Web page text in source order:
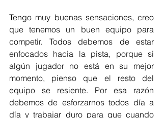
Tengo muy buenas sensaciones, creo
que tenemos un buen equipo para
competir. Todos debemos de estar
enfocados hacia la pista, porque si
algún jugador no está en su mejor
momento, pienso que el resto del
equipo se resiente. Por esa razón
debemos de esforzarnos todos día a
día y trabajar duro para que cuando